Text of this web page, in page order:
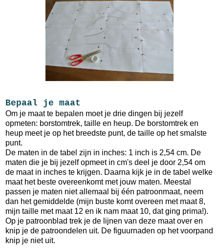
Bepaal je maat
Om je maat te bepalen moet je drie dingen bij jezelf
opmeten: borstomtrek, taille en heup. De borstomtrek en
heup meet je op het breedste punt, de taille op het smalste
punt.
De maten in de tabel zijn in inches: 1 inch is 2,54 cm. De
maten die je bij jezelf opmeet in cm's deel je door 2,54 om
de maat in inches te krijgen. Daarna kijk je in de tabel welke
maat het beste overeenkomt met jouw maten. Meestal
passen je maten niet allemaal bij één patroonmaat, neem
dan het gemiddelde (mijn buste komt overeen met maat 8,
mijn taille met maat 12 en ik nam maat 10, dat ging prima!).
Op je patroonblad trek je de lijnen van deze maat over en
knip je de patroondelen uit. De figuurnaden op het voorpand
knip je niet uit.